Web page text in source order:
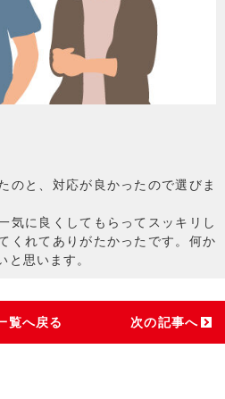
のと、対応が良かったので選びま
気に良くしてもらってスッキリし
くれてありがたかったです。何か
と思います。
覧へ戻る 次の記事へ